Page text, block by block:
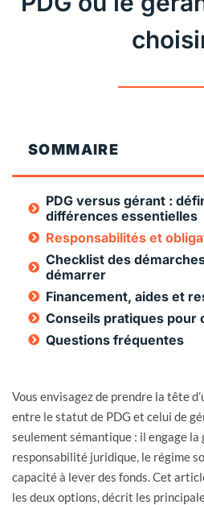
Vous envisagez de prendre la tête
entre le statut de PDG et celui de
seulement sémantique : il engage la
responsabilité juridique, le régime
capacité à lever des fonds. Cet
les deux options, décrit les
SOMMAIRE
PDG versus gérant :
différences essentielles
Responsabilités et
Checklist des
démarrer
Financement, aides et
Conseils pratiques pour
Questions fréquentes